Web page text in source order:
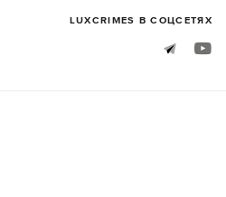
LUXСRIMES В СОЦСЕТЯХ